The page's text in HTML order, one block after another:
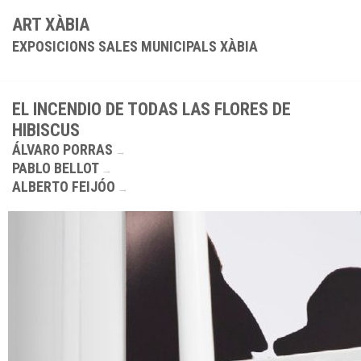
ART XÀBIA
EXPOSICIONS SALES MUNICIPALS XÀBIA
EL INCENDIO DE TODAS LAS FLORES DE
HIBISCUS
ÁLVARO PORRAS
PABLO BELLOT
ALBERTO FEIJÓO